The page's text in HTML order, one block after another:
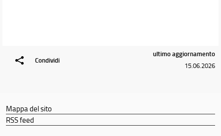
Condividi
ultimo aggiornamento
15.06.2026
Mappa del sito
RSS feed